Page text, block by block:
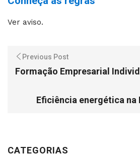
Ver aviso.
Previous Post
Formação Empresarial
Eficiência energética na
CATEGORIAS